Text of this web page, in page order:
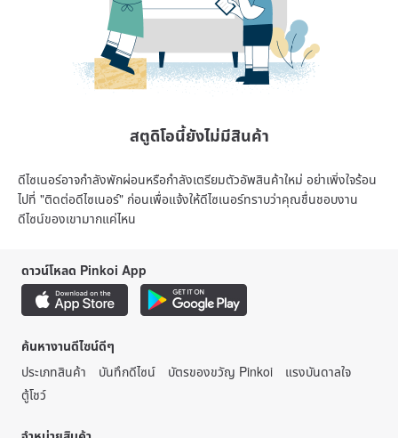
สตูดิโอนี้ยังไม่มีสินค้า
ดีไซเนอร์อาจกำลังพักผ่อนหรือกำลังเตรียมตัวอัพสินค้าใหม่ อย่าเพิ่งใจร้อน
ไปที่ "ติดต่อดีไซเนอร์" ก่อนเพื่อแจ้งให้ดีไซเนอร์ทราบว่าคุณชื่นชอบงาน
ดีไซน์ของเขามากแค่ไหน
ดาวน์โหลด Pinkoi App
ค้นหางานดีไซน์ดีๆ
ประเภทสินค้า
บันทึกดีไซน์ บัตรของขวัญ Pinkoi
แรงบันดาลใจ
ตู้โชว์